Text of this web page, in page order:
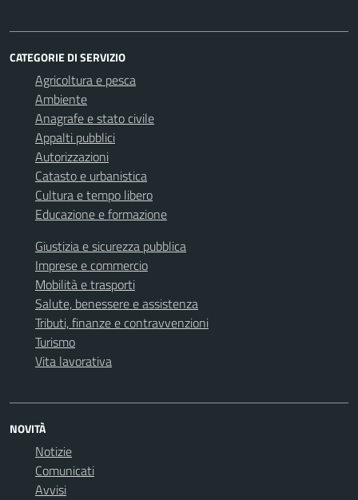
CATEGORIE DI SERVIZIO
Agricoltura e pesca
Ambiente
Anagrafe e stato civile
Appalti pubblici
Autorizzazioni
Catasto e urbanistica
Cultura e tempo libero
Educazione e formazione
Giustizia e sicurezza pubblica
Imprese e commercio
Mobilità e trasporti
Salute, benessere e assistenza
Tributi, finanze e contravvenzioni
Turismo
Vita lavorativa
NOVITÀ
Notizie
Comunicati
Avvisi